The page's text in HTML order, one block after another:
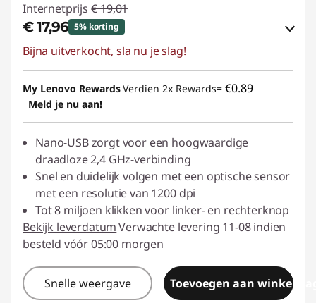
Internetprijs € 19,01
€ 17,96 5% korting
eCoupon-besparingen :-€ 1,05
eCoupon gebruiken :ACC‑SAVE
Bijna uitverkocht, sla nu je slag!
My Lenovo RewardsVerdien 2x Rewards= €0.89
Meld je nu aan!
Nano-USB zorgt voor een hoogwaardige
draadloze 2,4 GHz-verbinding
Snel en duidelijk volgen met een optische sensor
met een resolutie van 1200 dpi
Tot 8 miljoen klikken voor linker- en rechterknop
Bekijk leverdatumVerwachte levering 11-08 indien
besteld vóór 05:00 morgen
Snelle weergave Toevoegen aan